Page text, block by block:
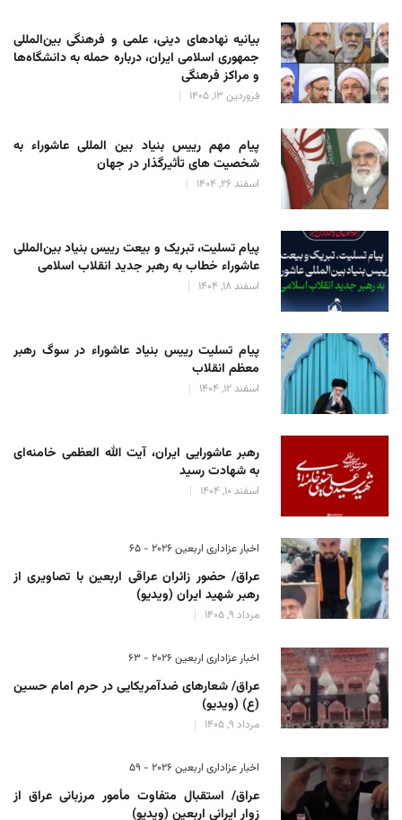
بیانیه نهادهای دینی، علمی و فرهنگی بین‌المللی
جمهوری اسلامی ایران، درباره حمله به دانشگاه‌ها
و مراکز فرهنگی
فروردین 13, 1405
پیام مهم رییس بنیاد بین المللی عاشوراء به
شخصیت های تأثیرگذار در جهان
اسفند 26, 1404
پیام تسلیت، تبریک و بیعت رییس بنیاد بین‌المللی
عاشوراء خطاب به رهبر جدید انقلاب اسلامی
اسفند 18, 1404
پیام تسلیت رییس بنیاد عاشوراء در سوگ رهبر
معظم انقلاب
اسفند 12, 1404
رهبر عاشورایی ایران، آیت الله العظمی خامنه‌ای
به شهادت رسید
اسفند 10, 1404
اخبار عزاداری اربعین ۲۰۲۶ - 65
عراق/ حضور زائران عراقی اربعین با تصاویری از
رهبر شهید ایران (ویدیو)
مرداد 9, 1405
اخبار عزاداری اربعین ۲۰۲۶ - 63
عراق/ شعارهای ضدآمریکایی در حرم امام حسین
(ع) (ویدیو)
مرداد 9, 1405
اخبار عزاداری اربعین ۲۰۲۶ - 59
عراق/ استقبال متفاوت مأمور مرزبانی عراق از
زوار ایرانی اربعین (ویدیو)